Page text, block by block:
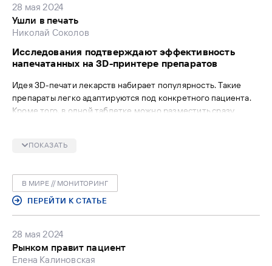
28 мая 2024
Ушли в печать
Николай Соколов
Исследования подтверждают эффективность
напечатанных на 3D-принтере препаратов
Идея 3D-печати лекарств набирает популярность. Такие
препараты легко адаптируются под конкретного пациента.
Кроме того, в одной таблетке можно разместить сразу
приведет к революции — у технологии все еще слишком
ПОКАЗАТЬ
В МИРЕ // МОНИТОРИНГ
ПЕРЕЙТИ К СТАТЬЕ
28 мая 2024
Рынком правит пациент
Елена Калиновская